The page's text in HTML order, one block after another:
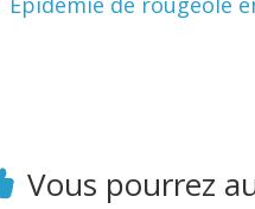
Vous pourrez